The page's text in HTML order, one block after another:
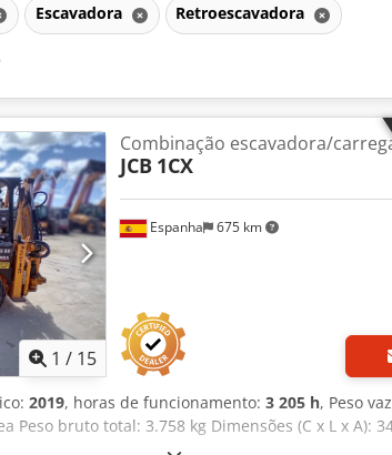
Escavadora Retroescavadora
1 / 15
Espanha 675 km
Combinação escavadora/
JCB 1CX
2019, horas de funcionamento: 3 205 h, Peso
Peso bruto total: 3.758 kg Dimensões (C x L x A):